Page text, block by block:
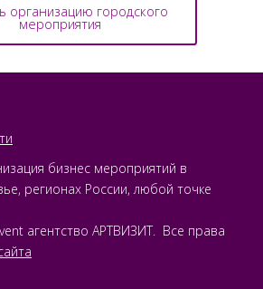
организацию городского
мероприятия
бизнес мероприятий в
регионах России, любой точке
агентство АРТВИЗИТ. Все права